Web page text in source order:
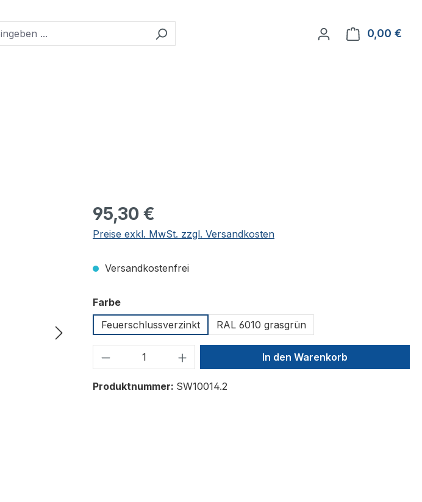
0,00 €
Regulärer Preis:
95,30 €
Preise exkl. MwSt. zzgl. Versandkosten
Versandkostenfrei
Farbeauswählen
Feuerschlussverzinkt
RAL 6010 grasgrün
Produkt Anzahl: Gib den gewünschten Wert
In den Warenkorb
Produktnummer: SW10014.2